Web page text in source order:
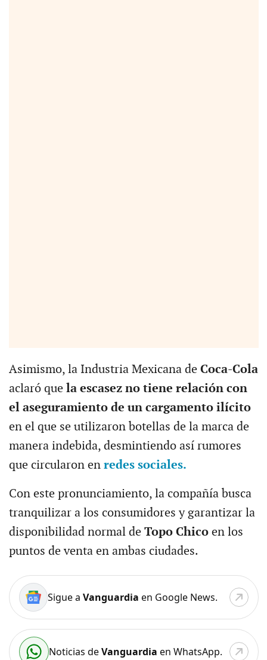
Asimismo, la Industria Mexicana de Coca-Cola
aclaró que la escasez no tiene relación con
el aseguramiento de un cargamento ilícito
en el que se utilizaron botellas de la marca de
manera indebida, desmintiendo así rumores
que circularon en redes sociales.
Con este pronunciamiento, la compañía busca
tranquilizar a los consumidores y garantizar la
disponibilidad normal de Topo Chico en los
puntos de venta en ambas ciudades.
Sigue a Vanguardia en Google News.
Noticias deVanguardia en WhatsApp.